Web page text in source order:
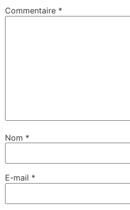
Commentaire *
Nom *
E-mail *